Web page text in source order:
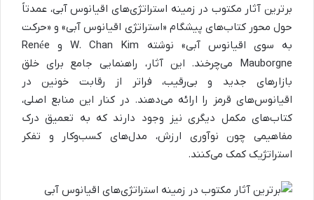
برترین آثار مکتوب در زمینه استراتژی‌های اقیانوس آبی، عمدتاً
حول محور کتاب‌های پیشگام «استراتژی اقیانوس آبی» و «حرکت
به سوی اقیانوس آبی» نوشته W. Chan Kim و Renée
Mauborgne می‌چرخند. این آثار، راهنمایی جامع برای خلق
بازارهای جدید و بی‌رقیب، فراتر از رقابت خونین در
اقیانوس‌های قرمز را ارائه می‌دهند. در کنار این منابع اصلی،
کتاب‌های مکمل دیگری نیز وجود دارند که به تعمیق درک
مفاهیمی چون نوآوری ارزش، مدل‌های کسب‌وکار و تفکر
استراتژیک کمک می‌کنند.